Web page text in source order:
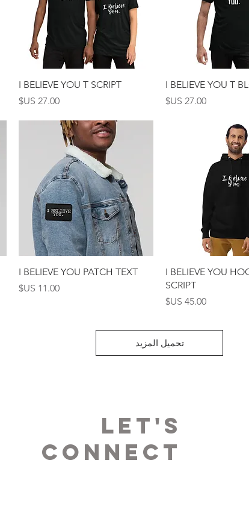
السريع
I BELIEVE YOU T
السعر
العرض السريع
I BELIEVE YOU T SCRIPT
السعر‏27.00 US$
السريع
I BELIEVE YOU
SCRIPT
السعر
العرض السريع
I BELIEVE YOU PATCH TEXT
السعر‏11.00 US$
تحميل المزيد
LET's
Connect